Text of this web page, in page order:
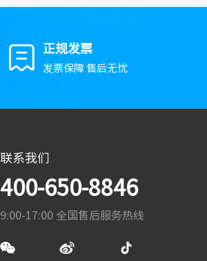
正规发票
发票保障 售后无忧
联系我们
400-650-8846
9:00-17:00 全国售后服务热线